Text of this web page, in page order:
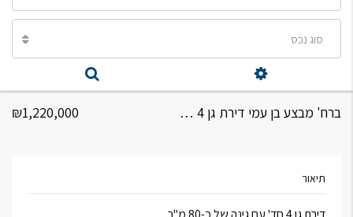
סוג נכס
ברח' מבצע בן עמי דירת גן 4 חד' ₪1,220,000
תיאור